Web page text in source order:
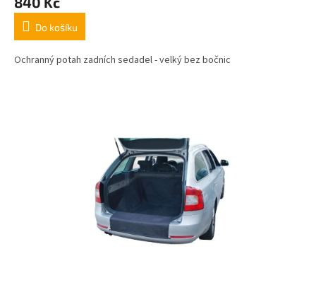
Do košíku
Ochranný potah zadních sedadel - velký bez bočnic